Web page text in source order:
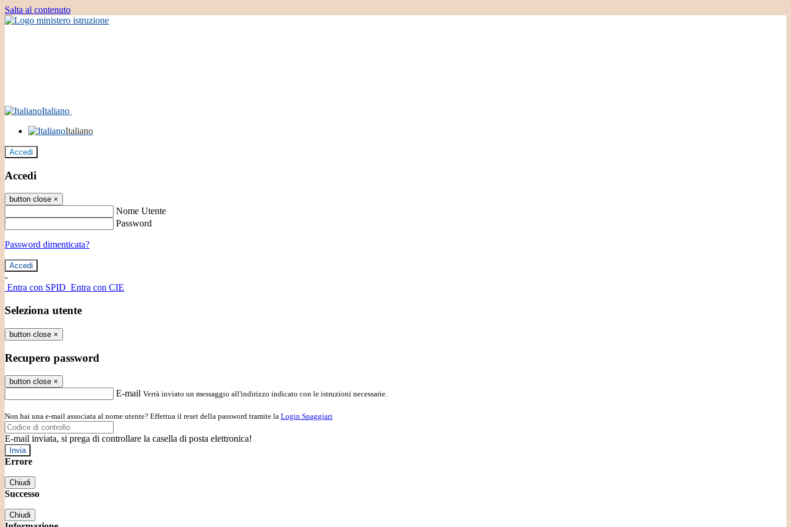
Salta al contenuto
Italiano
Italiano
Accedi
Accedi
button close ×
Nome Utente
Password
Password dimenticata?
-
Entra con SPID Entra con CIE
Seleziona utente
button close ×
Recupero password
button close ×
E-mail Verrà inviato un messaggio all'indirizzo indicato con le istruzioni necessarie.
Non hai una e-mail associata al nome utente? Effettua il reset della password tramite la Login Spaggiari
E-mail inviata, si prega di controllare la casella di posta elettronica!
Errore
Chiudi
Successo
Chiudi